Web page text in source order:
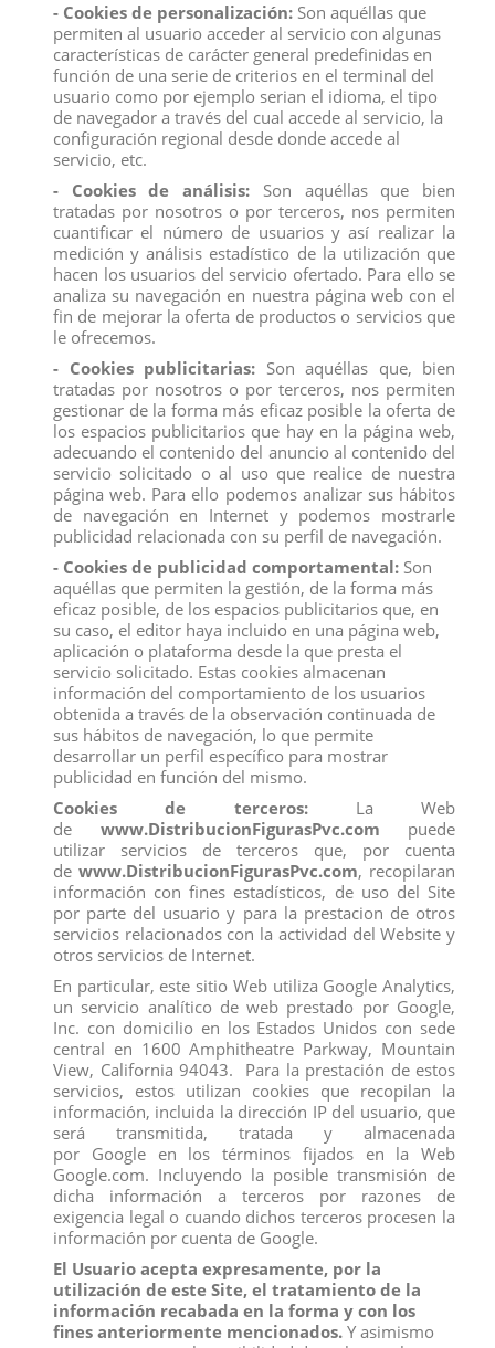
distribución empresa catalogo ventaalpormayor mercado
cofianza
Descripción
Detalles del producto
Reviews(0)
OSO POLAR SHCLEICH
El hábitat del oso polar es el Ártico. Aparte de las morsas y
los leones marinos, los distintos tipos de focas incluyen las
focas comunes.
Dato divertido Bajo el pelaje, los osos polares tienen la piel
Medidas:12,2 x 5,7 x 7,2cm (W x D x H)
Producto no recomendado para menores de 4 años.
Todos los productos de nuestrocatálogo obtienen el certificado
exigido por la U.E.
Compraahora y recíbelo en 24/48 horas en su establecimiento.
Recuerde que disponemos de unchatdonde le atendemos
personalmente, pregúntenos sus dudas.
Somos unaempresaavalada por una granexperienciaen
mercado distribución venta al por mayor
Los mejores precios los encontrarás
www.distribucionfiguraspvc.com , tu página de confianza.
Calificación
Comentarios (0)
No hay reseñas de clientes en este momento.
Los clientes que adquirieron este producto también
compraron:
ORANGUTAN, LETRA L
View
10103 TORO BRAVO ENSABANADO
EMBISTIENDO DEQUBE
View
- Cookies de personalización: Son aquéllas que
permiten al usuario acceder al servicio con algunas
características de carácter general predefinidas en
función de una serie de criterios en el terminal del
usuario como por ejemplo serian el idioma, el tipo
de navegador a través del cual accede al servicio, la
configuración regional desde donde accede al
servicio, etc.
- Cookies de análisis: Son aquéllas que bien
tratadas por nosotros o por terceros, nos permiten
cuantificar el número de usuarios y así realizar la
medición y análisis estadístico de la utilización que
hacen los usuarios del servicio ofertado. Para ello se
analiza su navegación en nuestra página web con el
fin de mejorar la oferta de productos o servicios que
le ofrecemos.
- Cookies publicitarias: Son aquéllas que, bien
tratadas por nosotros o por terceros, nos permiten
gestionar de la forma más eficaz posible la oferta de
los espacios publicitarios que hay en la página web,
adecuando el contenido del anuncio al contenido del
servicio solicitado o al uso que realice de nuestra
página web. Para ello podemos analizar sus hábitos
de navegación en Internet y podemos mostrarle
publicidad relacionada con su perfil de navegación.
- Cookies de publicidad comportamental: Son
aquéllas que permiten la gestión, de la forma más
eficaz posible, de los espacios publicitarios que, en
su caso, el editor haya incluido en una página web,
aplicación o plataforma desde la que presta el
servicio solicitado. Estas cookies almacenan
información del comportamiento de los usuarios
obtenida a través de la observación continuada de
sus hábitos de navegación, lo que permite
desarrollar un perfil específico para mostrar
publicidad en función del mismo.
Cookies de terceros:La Web
de www.DistribucionFigurasPvc.com puede
utilizar servicios de terceros que, por cuenta
de www.DistribucionFigurasPvc.com, recopilaran
información con fines estadísticos, de uso del Site
por parte del usuario y para la prestacion de otros
servicios relacionados con la actividad del Website y
otros servicios de Internet.
En particular, este sitio Web utiliza Google Analytics,
un servicio analítico de web prestado por Google,
Inc. con domicilio en los Estados Unidos con sede
central en 1600 Amphitheatre Parkway, Mountain
View, California 94043. Para la prestación de estos
servicios, estos utilizan cookies que recopilan la
información, incluida la dirección IP del usuario, que
será transmitida, tratada y almacenada
por Google en los términos fijados en la Web
Google.com. Incluyendo la posible transmisión de
dicha información a terceros por razones de
exigencia legal o cuando dichos terceros procesen la
información por cuenta de Google.
El Usuario acepta expresamente, por la
utilización de este Site, el tratamiento de la
información recabada en la forma y con los
fines anteriormente mencionados. Y asimismo